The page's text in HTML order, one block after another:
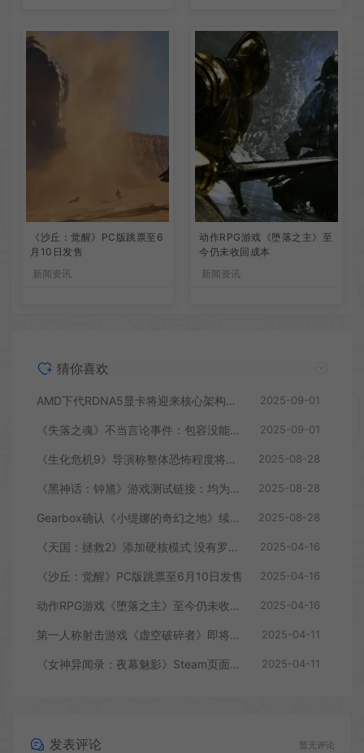
《沙丘：觉醒》PC版跳票至6
月10日发售
新闻资讯
动作RPG游戏《堕落之主》至
今仍未收回成本
新闻资讯
猜你喜欢
AMD下代RDNA5显卡将迎来核心架构大幅升级 2025-09-01
《失落之魂》不当言论事件：包容没能消解过激言论 2025-09-01
《生化危机9》导演称整体恐怖程度将进一步提升 2025-08-28
《黑神话：钟馗》游戏测试链接：均为骗子 2025-08-28
Gearbox确认《小缇娜的奇幻之地》续作正在开发中 2025-08-28
《天国：拯救2》添加硬核模式 没有罗盘和快速旅行 2025-04-16
《沙丘：觉醒》PC版跳票至6月10日发售 2025-04-16
动作RPG游戏《堕落之主》至今仍未收回成本 2025-04-16
第一人称射击游戏《虚空破碎者》即将多平台上线 2025-04-11
《女神异闻录：夜幕魅影》Steam页面上线 2025-04-11
发表评论 暂无评论